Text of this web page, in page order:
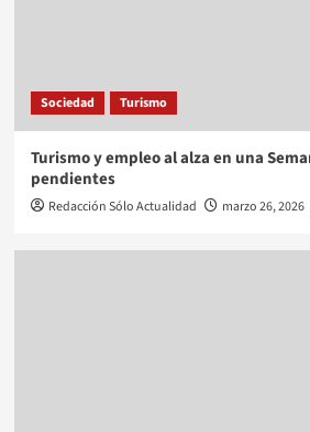
Sociedad Turismo
Turismo y empleo al alza en una
pendientes
Redacción Sólo Actualidad marzo 26, 2026